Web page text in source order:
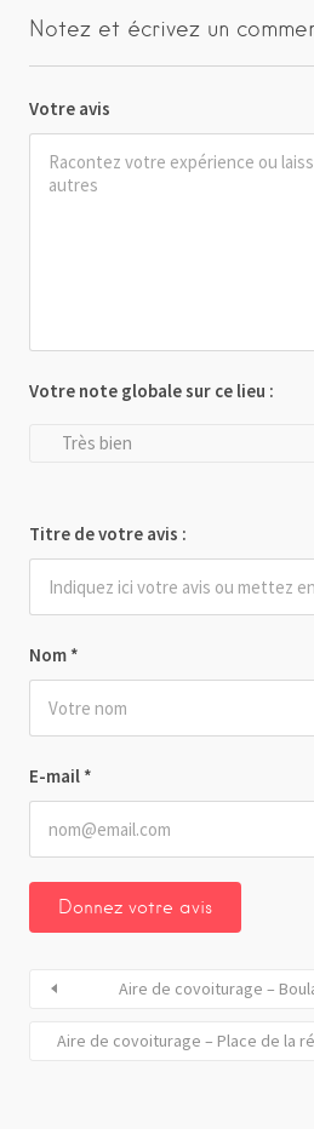
Notez et écrivez un
Votre avis
Nom *
E-mail *
Votre note globale sur ce lieu :
Très bien
Titre de votre avis :
Aire de covoiturage –
Aire de covoiturage – Place de la